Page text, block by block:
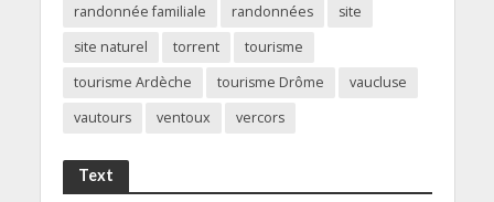
randonnée familiale
randonnées
site
site naturel
torrent
tourisme
tourisme Ardèche
tourisme Drôme
vaucluse
vautours
ventoux vercors
Text